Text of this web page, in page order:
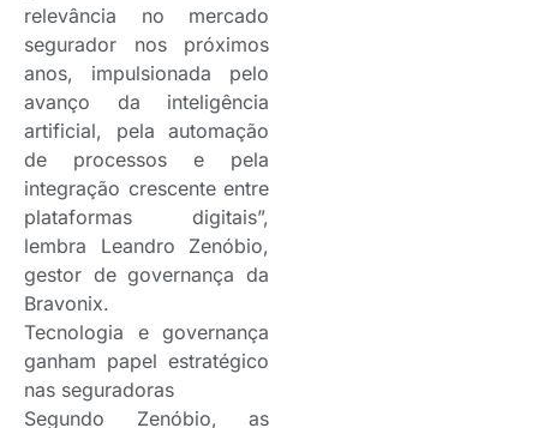
relevância no mercado
segurador nos próximos
anos, impulsionada pelo
avanço da inteligência
artificial, pela automação
de processos e pela
integração crescente entre
plataformas digitais”,
lembra Leandro Zenóbio,
gestor de governança da
Bravonix.
Tecnologia e governança
ganham papel estratégico
nas seguradoras
Segundo Zenóbio, as